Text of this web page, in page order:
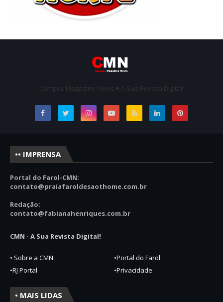
Campos Magazine News ♥ A Sua Revista Digital!
•• IMPRENSA
Portal do Farol-CMN:
contato@praiafaroldesaothome.com.br
Redação:
contato@fabianahenriques.com.br
CMN - A Sua Revista Digital!
• Sobre a CMN
•Portal do Farol
•RJ Portal
•Privacidade
• MAIS LIDAS